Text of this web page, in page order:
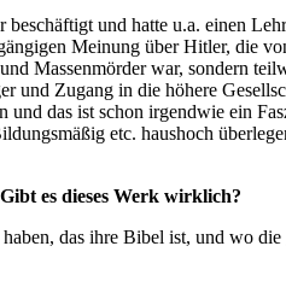
und hatte u.a. einen
Meinung über Hitler, die
Massenmörder war, sondern
und Zugang in die höhere
und das ist schon irgendwie ein
etc. haushoch
es dieses Werk wirklich?
das ihre Bibel ist, und wo